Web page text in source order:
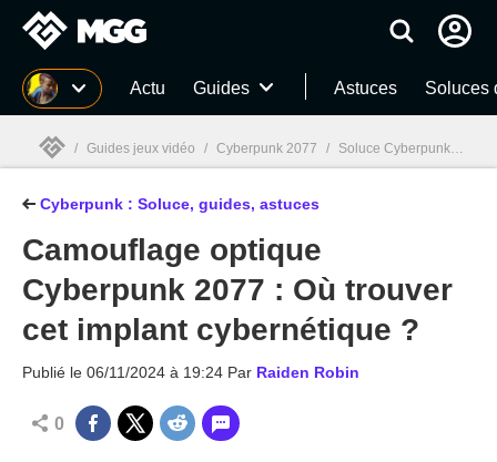
MGG Actu Guides Astuces Soluces
MGG
/ Guides jeux vidéo / Cyberpunk 2077 / Soluce Cyberpunk 2077 : Tous nos guides et astuces
Cyberpunk : Soluce, guides, astuces
Camouflage optique
Cyberpunk 2077 : Où trouver
cet implant cybernétique ?
Publié le 06/11/2024 à 19:24 Par Raiden Robin
0